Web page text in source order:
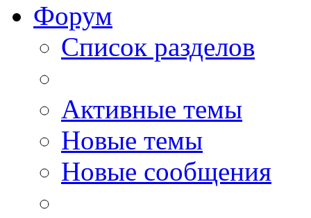
Форум
Список разделов
Активные темы
Новые темы
Новые сообщения